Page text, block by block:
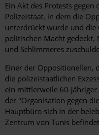
Ein Akt des Protests
Polizeistaat, in dem die
unterdrückt wurde und
politischen Macht gedeckt,
und Schlimmeres
Einer der Oppositionellen,
die polizeistaatlichen
ein mittlerweile 60-
der "Organisation gegen
Hauptbüro sich in der
Zentrum von Tunis